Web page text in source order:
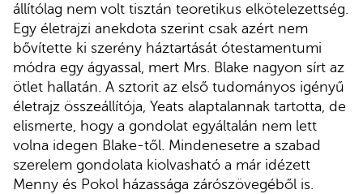
állítólag nem volt tisztán teoretikus elkötelezettség.
Egy életrajzi anekdota szerint csak azért nem
bővítette ki szerény háztartását ótestamentumi
módra egy ágyassal, mert Mrs. Blake nagyon sírt az
ötlet hallatán. A sztorit az első tudományos igényű
életrajz összeállítója, Yeats alaptalannak tartotta, de
elismerte, hogy a gondolat egyáltalán nem lett
volna idegen Blake-től. Mindenesetre a szabad
szerelem gondolata kiolvasható a már idézett
Menny és Pokol házassága zárószövegéből is.